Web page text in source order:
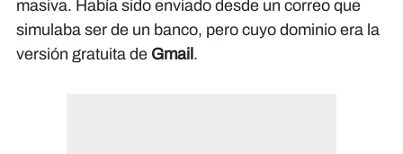
masiva. Había sido enviado desde un correo que
simulaba ser de un banco, pero cuyo dominio era la
versión gratuita de Gmail .
digital": Marlon Noriega, experto en IA
y tecnología